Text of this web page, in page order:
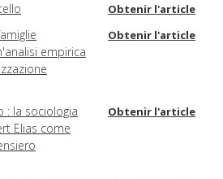
Obtenir l'article
empirica
Obtenir l'article
: la sociologia
Elias come
Obtenir l'article